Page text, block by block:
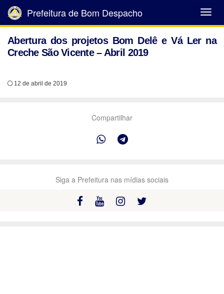
Abrir
Menu
Prefeitura de Bom Despacho
Abertura dos projetos Bom Delê e Vá Ler na
Creche São Vicente – Abril 2019
12 de abril de 2019
Compartilhar
Siga a Prefeitura nas mídias sociais